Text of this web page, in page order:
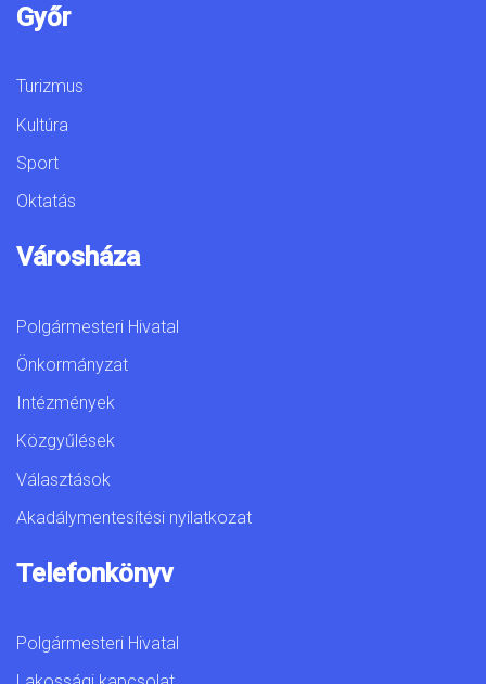
Győr
Turizmus
Kultúra
Sport
Oktatás
Városháza
Polgármesteri Hivatal
Önkormányzat
Intézmények
Közgyűlések
Választások
Akadálymentesítési nyilatkozat
Telefonkönyv
Polgármesteri Hivatal